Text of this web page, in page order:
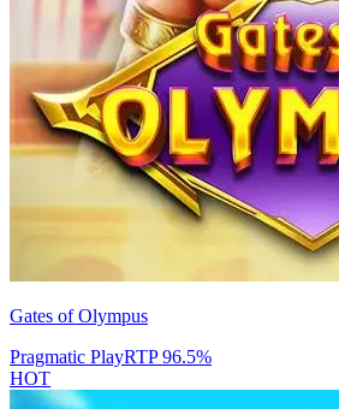
Gates of Olympus
Pragmatic PlayRTP96.5%
HOT